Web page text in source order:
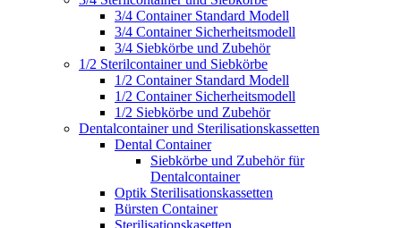
3/4 Container Standard Modell
3/4 Container Sicherheitsmodell
3/4 Siebkörbe und Zubehör
1/2 Sterilcontainer und Siebkörbe
1/2 Container Standard Modell
1/2 Container Sicherheitsmodell
1/2 Siebkörbe und Zubehör
Dentalcontainer und Sterilisationskassetten
Dental Container
Siebkörbe und Zubehör für
Dentalcontainer
Optik Sterilisationskassetten
Bürsten Container
Sterilisationskasetten